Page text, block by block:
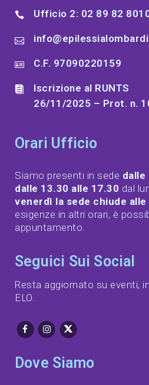
Ufficio 2: 02 89 82
C.F. 97090220159
Iscrizione al RUNTS
26/11/2025 – Prot. n.
Orari Ufficio
Siamo presenti in sede dalle
dalle 13.30 alle 17.30 dal
venerdì la sede chiude alle
esigenze in altri orari, è
appuntamento.
Seguici Sui Social
Resta aggiornato su eventi,
ELO.
Dove Siamo